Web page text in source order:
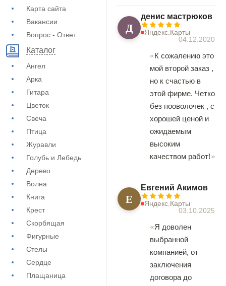
Карта сайта
Вакансии
Вопрос - Ответ
Каталог
Ангел
Арка
Гитара
Цветок
Свеча
Птица
Журавли
Голубь и Лебедь
Дерево
Волна
Книга
Крест
Скорбящая
Фигурные
Стелы
Сердце
Плащаница
Д
денис мастрюков
Яндекс.Карты
04.12.2020
К сожалению это
мой второй заказ ,
но к счастью в
этой фирме. Четко
без пооволочек , с
хорошей ценой и
ожидаемым
высоким
качеством работ!
Е
Евгений Акимов
Яндекс.Карты
03.10.2025
Я доволен
выбранной
компанией, от
заключения
договора до